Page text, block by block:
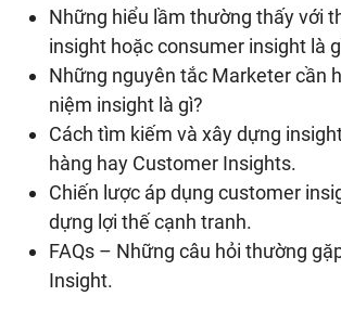
Những hiểu lầm thường thấy với
insight hoặc consumer insight là
Những nguyên tắc Marketer cần
niệm insight là gì?
Cách tìm kiếm và xây dựng
hàng hay Customer Insights.
Chiến lược áp dụng customer
dựng lợi thế cạnh tranh.
FAQs – Những câu hỏi thường
Insight.